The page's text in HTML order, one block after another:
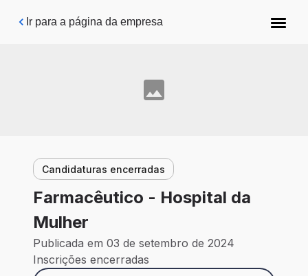
Pular para o conteúdo principal
Ir para a página da empresa
Candidaturas encerradas
Farmacêutico - Hospital da
Mulher
Publicada em 03 de setembro de 2024
Inscrições encerradas